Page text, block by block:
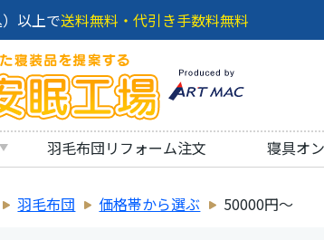
）以上で送料無料・代引き手数料無料
羽毛布団リフォーム注文 寝具オ
羽毛布団 価格帯から選ぶ 50000円～